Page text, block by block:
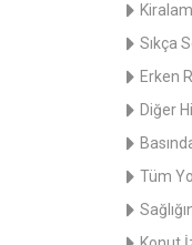
Sıkça
Erken
Diğer
Tüm